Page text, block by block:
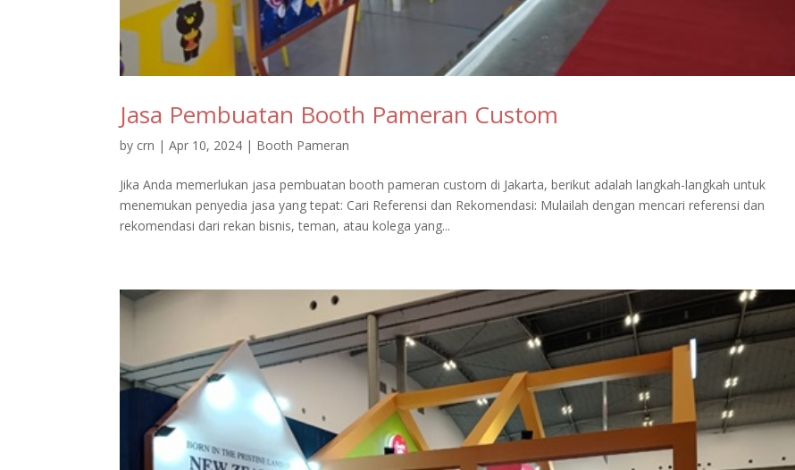
Jasa Pembuatan Booth Pameran Custom
by crn |Apr 10, 2024 | Booth Pameran
Jika Anda memerlukan jasa pembuatan booth pameran custom di Jakarta, berikut adalah langkah-langkah untuk
menemukan penyedia jasa yang tepat: Cari Referensi dan Rekomendasi: Mulailah dengan mencari referensi dan
rekomendasi dari rekan bisnis, teman, atau kolega yang...